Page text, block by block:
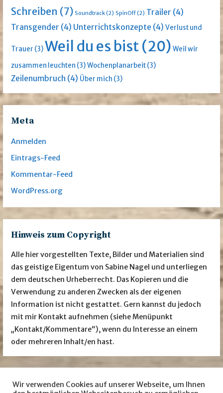
Schreiben (7) Soundtrack(2) SpinOff(2) Trailer (4)
Transgender (4) Unterrichtskonzepte (4) Verlust und
Trauer (3)Weil du es bist(20) Weil wir
zusammen leuchten (3)Wochenplanarbeit(3)
Zeilenumbruch (4) Über mich (3)
Meta
Anmelden
Eintrags-Feed
Kommentar-Feed
WordPress.org
Hinweis zum Copyright
Alle hier vorgestellten Texte, Bilder und Materialien sind
das geistige Eigentum von Sabine Nagel und unterliegen
dem deutschen Urheberrecht. Das Kopieren und die
Verwendung zu anderen Zwecken als der eigenen
Information ist nicht gestattet. Gern kannst du jedoch
mit mir Kontakt aufnehmen (siehe Menüpunkt
„Kontakt/Kommentare“), wenn du Interesse an einem
oder mehreren Inhalt/en hast.
Besuche mich auch auf … facebook Instagram
Wir verwenden Cookies auf unserer Webseite, um Ihnen